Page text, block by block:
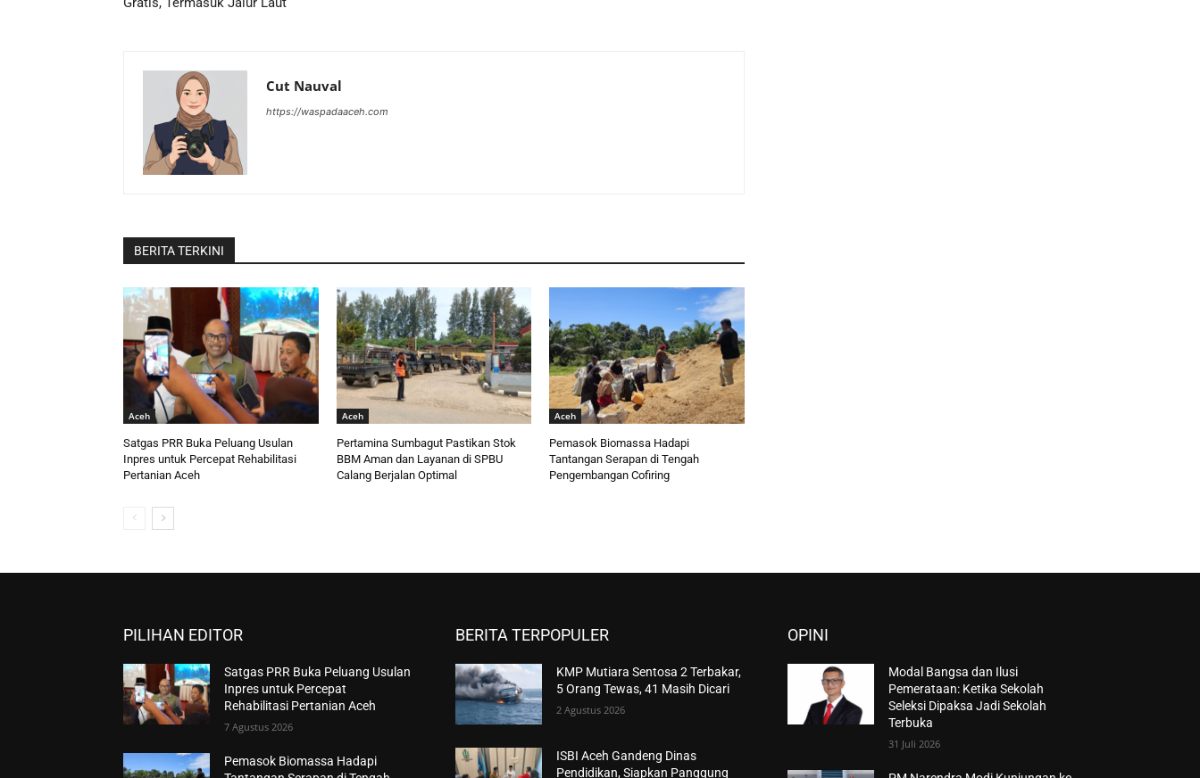
Cut Nauval
https://waspadaaceh.com
BERITA TERKINI
Aceh
Satgas PRR Buka Peluang Usulan
Inpres untuk Percepat Rehabilitasi
Pertanian Aceh
Aceh
Pertamina Sumbagut Pastikan Stok
BBM Aman dan Layanan di SPBU
Calang Berjalan Optimal
Aceh
Pemasok Biomassa Hadapi
Tantangan Serapan di Tengah
Pengembangan Cofiring
PILIHAN EDITOR
Satgas PRR Buka Peluang Usulan
Inpres untuk Percepat
Rehabilitasi Pertanian Aceh
7 Agustus 2026
Pemasok Biomassa Hadapi
BERITA TERPOPULER
KMP Mutiara Sentosa 2 Terbakar,
5 Orang Tewas, 41 Masih Dicari
2 Agustus 2026
ISBI Aceh Gandeng Dinas
Pendidikan, Siapkan Panggung
OPINI
Modal Bangsa dan Ilusi
Pemerataan: Ketika Sekolah
Seleksi Dipaksa Jadi Sekolah
Terbuka
31 Juli 2026